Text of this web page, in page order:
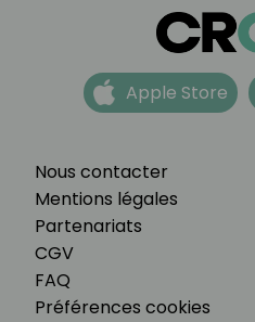
Nous contacter
Mentions légales
Partenariats
CGV
FAQ
Préférences cookies
Apple Store